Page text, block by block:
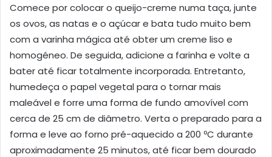
Comece por colocar o queijo-creme numa taça, junte
os ovos, as natas e o açúcar e bata tudo muito bem
com a varinha mágica até obter um creme liso e
homogéneo. De seguida, adicione a farinha e volte a
bater até ficar totalmente incorporada. Entretanto,
humedeça o papel vegetal para o tornar mais
maleável e forre uma forma de fundo amovível com
cerca de 25 cm de diâmetro. Verta o preparado para a
forma e leve ao forno pré-aquecido a 200 ºC durante
aproximadamente 25 minutos, até ficar bem dourado